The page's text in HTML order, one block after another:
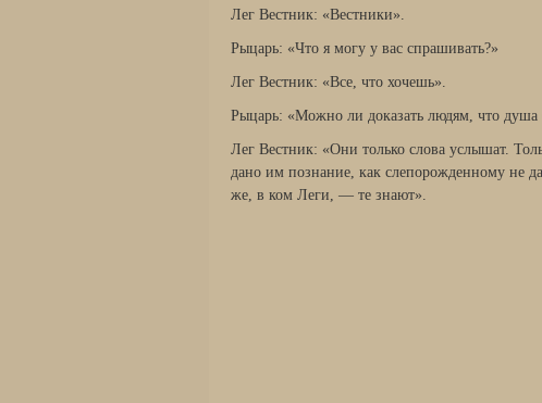
Лег Вестник: «Вестники».
Рыцарь: «Что я могу у вас спрашивать?»
Лег Вестник: «Все, что хочешь».
Рыцарь: «Можно ли доказать людям, что душа
Лег Вестник: «Они только слова услышат.
дано им познание, как слепорожденному не
же, в ком Леги, — те знают».